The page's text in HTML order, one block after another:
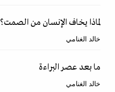
لماذا يخاف الإنسان من الصمت؟
خالد الغنامي
ما بعد عصر البراءة
خالد الغنامي